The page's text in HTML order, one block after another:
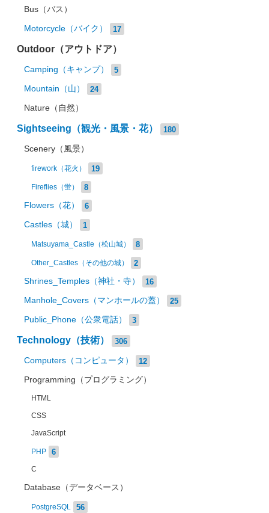
Bus（バス）
Motorcycle（バイク） 17
Outdoor（アウトドア）
Camping（キャンプ） 5
Mountain（山） 24
Nature（自然）
Sightseeing（観光・風景・花） 180
Scenery（風景）
firework（花火） 19
Fireflies（蛍） 8
Flowers（花） 6
Castles（城） 1
Matsuyama_Castle（松山城） 8
Other_Castles（その他の城） 2
Shrines_Temples（神社・寺） 16
Manhole_Covers（マンホールの蓋） 25
Public_Phone（公衆電話） 3
Technology（技術） 306
Computers（コンピュータ） 12
Programming（プログラミング）
HTML
CSS
JavaScript
PHP 6
C
Database（データベース）
PostgreSQL 56